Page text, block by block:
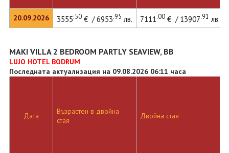
20.09.2026 3555.50€ / 6953.95 лв. 7111.00€ / 13907.91 лв.
MAKI VILLA 2 BEDROOM PARTLY SEAVIEW, BB
LUJO HOTEL BODRUM
Последната актуализация на 09.08.2026 06:11 часа
Дата
Възрастен в двойна
стая
Двойна стая